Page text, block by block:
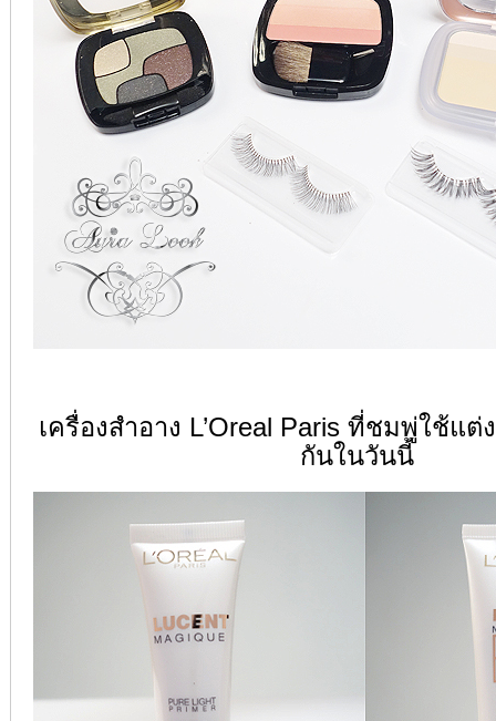
เครื่องสำอาง L’Oreal Paris ที่ชมพู่ใช้แต่
กันในวันนี้